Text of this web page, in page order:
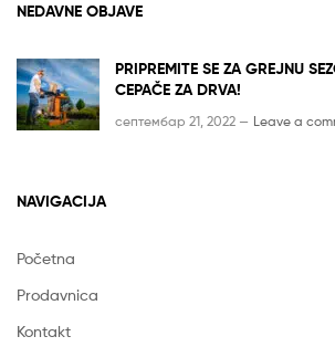
NEDAVNE OBJAVE
PRIPREMITE SE ZA GREJNU
CEPAČE ZA DRVA!
септембар 21, 2022 — Leave a
NAVIGACIJA
Početna
Prodavnica
Kontakt